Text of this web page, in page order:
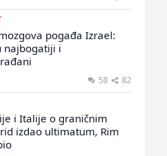
pogađa Izrael:
najbogatiji i
58 82
i Italije o graničnim
izdao ultimatum, Rim